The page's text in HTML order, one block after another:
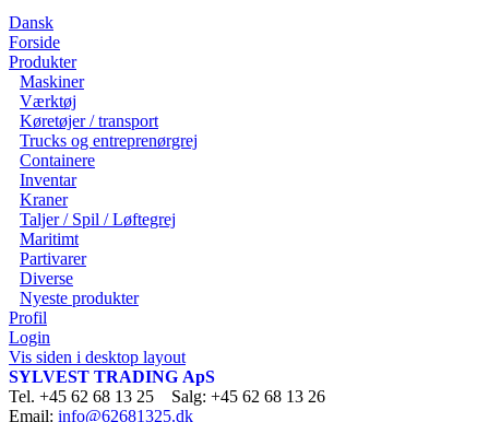
Dansk
Forside
Produkter
Maskiner
Værktøj
Køretøjer / transport
Trucks og entreprenørgrej
Containere
Inventar
Kraner
Taljer / Spil / Løftegrej
Maritimt
Partivarer
Diverse
Nyeste produkter
Profil
Login
Vis siden i desktop layout
SYLVEST TRADING ApS
Tel. +45 62 68 13 25 Salg: +45 62 68 13 26
Email: info@62681325.dk